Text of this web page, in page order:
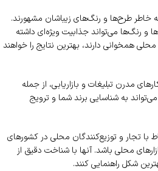
خاطر طرح‌ها و رنگ‌های زیباشان مشهورند.
و رنگ‌ها می‌تواند جذابیت ویژه‌ای داشته
همخوانی دارند، بهترین نتایج را خواهند
مدرن تبلیغات و بازاریابی، از جمله
به شناسایی برند شما و ترویج
با تجار و توزیع‌کنندگان محلی در کشورهای
محلی باشد. آنها با شناخت دقیق از
شکل راهنمایی کنند.